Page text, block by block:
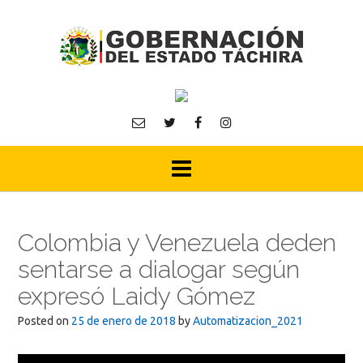
Colombia y Venezuela deden
sentarse a dialogar según
expresó Laidy Gómez
Posted on 25 de enero de 2018 byAutomatizacion_2021